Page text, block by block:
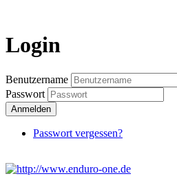
Login
Benutzername
Passwort
Anmelden
Passwort vergessen?